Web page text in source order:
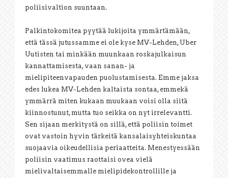
poliisivaltion suuntaan.
Palkintokomitea pyytää lukijoita ymmärtämään,
että tässä jutussamme ei ole kyse MV-Lehden, Uber
Uutisten tai minkään muunkaan roskajulkaisun
kannattamisesta, vaan sanan- ja
mielipiteenvapauden puolustamisesta. Emme jaksa
edes lukea MV-Lehden kaltaista sontaa, emmekä
ymmärrä miten kukaan muukaan voisi olla siitä
kiinnostunut, mutta tuo seikka on nyt irrelevantti.
Sen sijaan merkitystä on sillä, että poliisin toimet
ovat vastoin hyvin tärkeitä kansalaisyhteiskuntaa
suojaavia oikeudellisia periaatteita. Menestyessään
poliisin vaatimus raottaisi ovea vielä
mielivaltaisemmalle mielipidekontrollille ja